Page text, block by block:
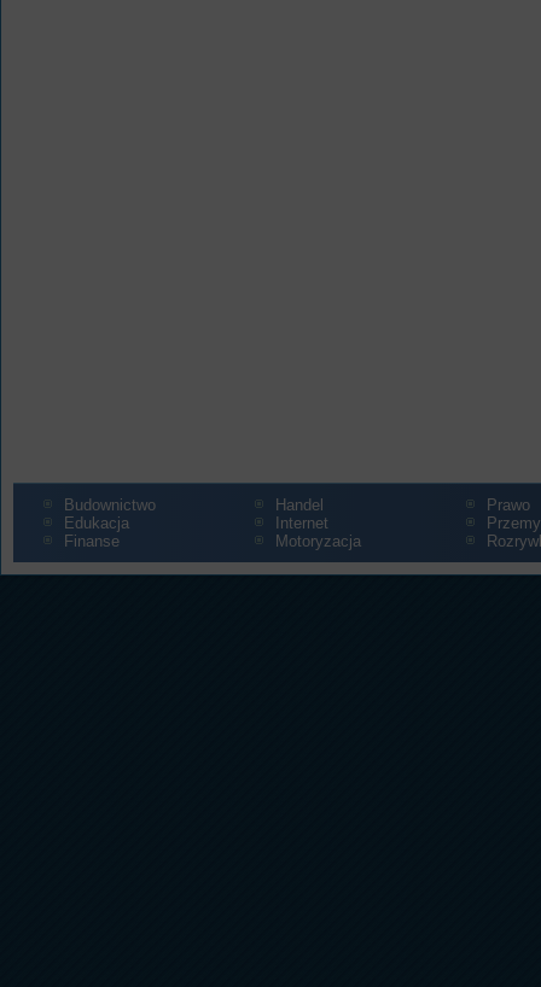
Budownictwo
Edukacja
Finanse
Handel
Internet
Motoryzacja
Prawo